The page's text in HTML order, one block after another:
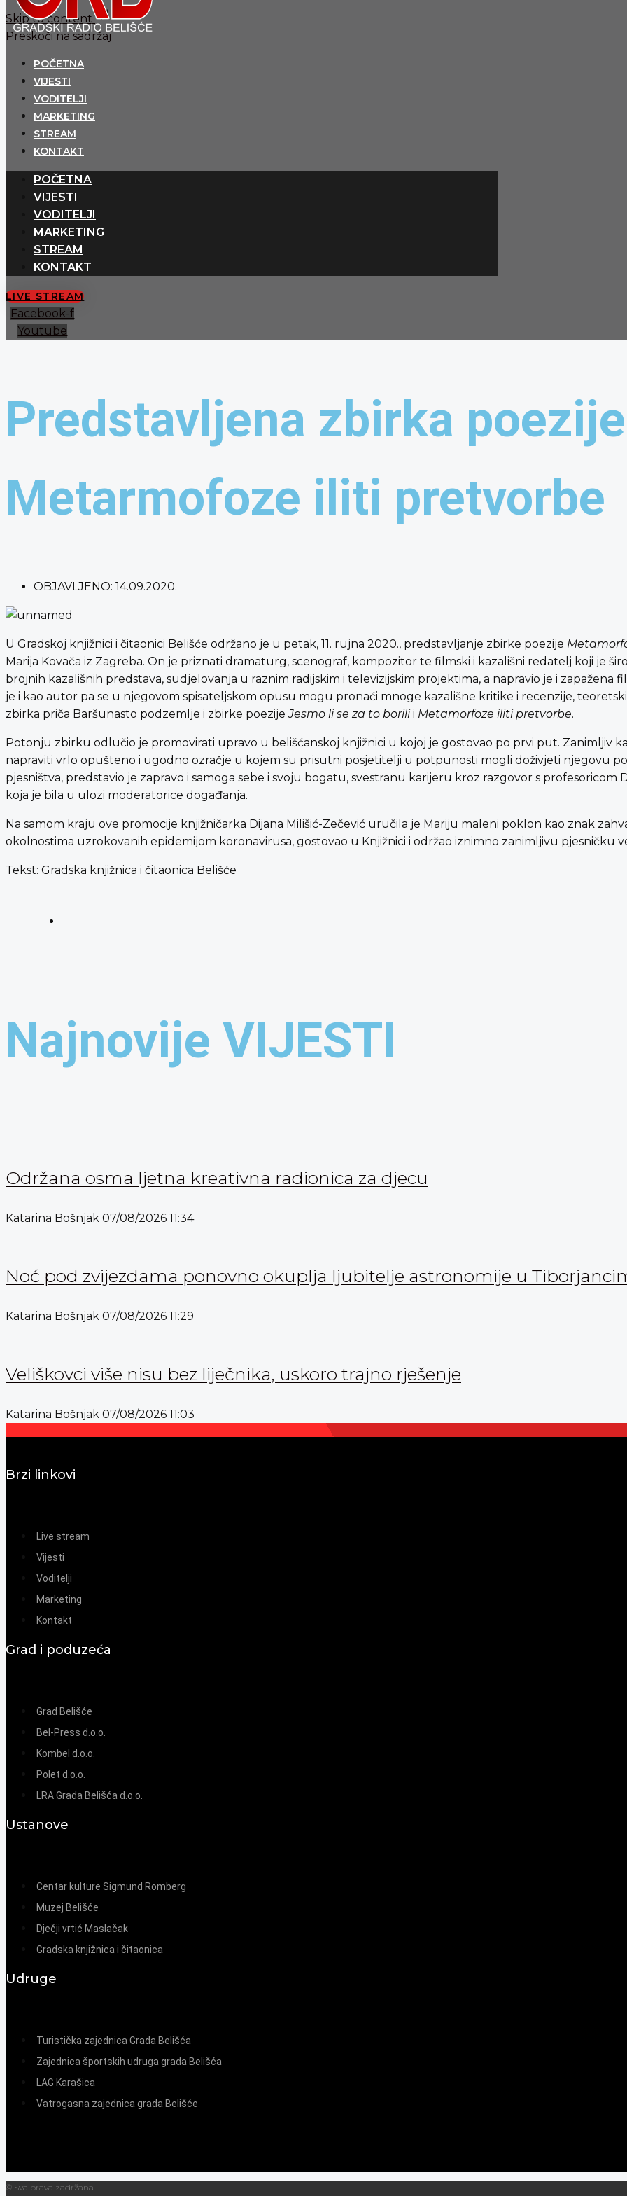
Skip to content
Preskoči na sadržaj
POČETNA
VIJESTI
VODITELJI
MARKETING
STREAM
KONTAKT
POČETNA
VIJESTI
VODITELJI
MARKETING
STREAM
KONTAKT
LIVE STREAM
Facebook-f
Youtube
Predstavljena zbirka poezije
Metarmofoze iliti pretvorbe
OBJAVLJENO: 14.09.2020.
U Gradskoj knjižnici i čitaonici Belišće održano je u petak, 11. rujna 2020., predstavljanje zbirke poezije
Marija Kovača iz Zagreba. On je priznati dramaturg, scenograf, kompozitor te filmski i kazališni redatelj koji je
brojnih kazališnih predstava, sudjelovanja u raznim radijskim i televizijskim projektima, a napravio je i zapažena
je i kao autor pa se u njegovom spisateljskom opusu mogu pronaći mnoge kazališne kritike i recenzije,
zbirka priča Baršunasto podzemlje i zbirke poezijeJesmo li se za to borilii Metamorfoze iliti pretvorbe.
Potonju zbirku odlučio je promovirati upravo u belišćanskoj knjižnici u kojoj je gostovao po prvi put. Zanimljiv
napraviti vrlo opušteno i ugodno ozračje u kojem su prisutni posjetitelji u potpunosti mogli doživjeti njegovu
pjesništva, predstavio je zapravo i samoga sebe i svoju bogatu, svestranu karijeru kroz razgovor s profesoricom
koja je bila u ulozi moderatorice događanja.
Na samom kraju ove promocije knjižničarka Dijana Milišić-Zečević uručila je Mariju maleni poklon kao znak
okolnostima uzrokovanih epidemijom koronavirusa, gostovao u Knjižnici i održao iznimno zanimljivu pjesničku
Tekst: Gradska knjižnica i čitaonica Belišće
Najnovije VIJESTI
Održana osma ljetna kreativna radionica za djecu
Katarina Bošnjak 07/08/2026 11:34
Noć pod zvijezdama ponovno okuplja ljubitelje astronomije u
Katarina Bošnjak 07/08/2026 11:29
Veliškovci više nisu bez liječnika, uskoro trajno rješenje
Katarina Bošnjak 07/08/2026 11:03
Brzi linkovi
Live stream
Vijesti
Voditelji
Marketing
Kontakt
Grad i poduzeća
Grad Belišće
Bel-Press d.o.o.
Kombel d.o.o.
Polet d.o.o.
LRA Grada Belišća d.o.o.
Ustanove
Centar kulture Sigmund Romberg
Muzej Belišće
Dječji vrtić Maslačak
Gradska knjižnica i čitaonica
Udruge
Turistička zajednica Grada Belišća
Zajednica športskih udruga grada Belišća
LAG Karašica
Vatrogasna zajednica grada Belišće
© Sva prava zadržana